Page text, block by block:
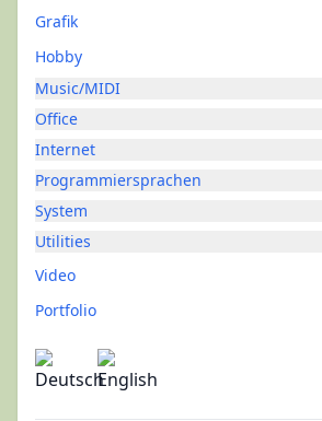
Grafik
Hobby
Music/MIDI
Office
Internet
Programmiersprachen
System
Utilities
Video
Portfolio